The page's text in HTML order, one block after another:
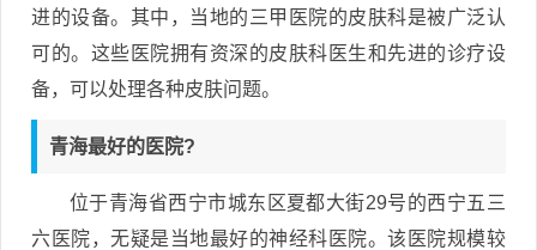
进的设备。其中，当地的三甲医院的皮肤科是被广泛认
可的。这些医院拥有资深的皮肤科医生和先进的诊疗设
备，可以处理各种皮肤问题。
青海最好的医院?
位于青海省西宁市城东区夏都大街29号的西宁五三
六医院，无疑是当地最好的神经科医院。该医院规模较